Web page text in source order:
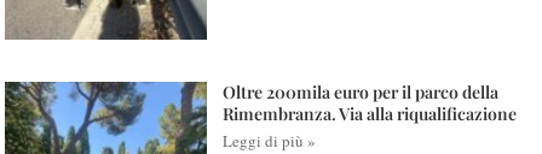
Oltre 200mila euro per il parco della
Rimembranza. Via alla riqualificazione
Leggi di più »